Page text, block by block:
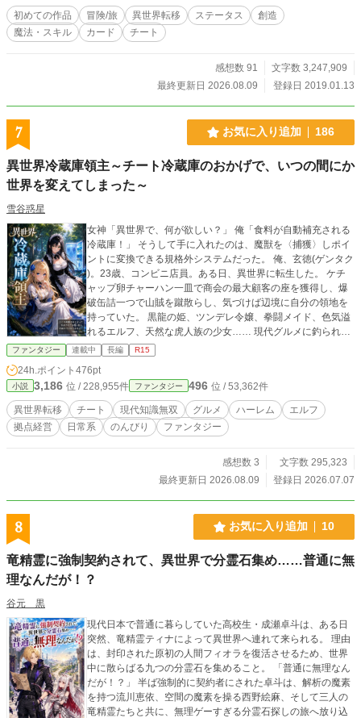
初めての作品 冒険/旅 異世界転移 ステータス
創造
魔法・スキル
カード チート
感想数 91
文字数 3,247,909
最終更新日 2026.08.09
登録日 2019.01.13
7 お気に入り追加 186
異世界冷蔵庫領主～チート冷蔵庫のおかげで、いつの間にか
世界を変えてしまった～
雪谷惑星
女神「異世界で、何が欲しい？」 俺「食料が自動補充される
冷蔵庫！」 そうして手に入れたのは、魔獣を〈捕獲〉しポイ
ントに変換できる規格外システムだった。 俺、玄徳(ゲンタク
)。23歳、コンビニ店員。ある日、異世界に転生した。 ケチ
ャップ卵チャーハン一皿で商会の最大顧客の座を獲得し、爆
破缶詰一つで山賊を蹴散らし、気づけば辺境に自分の領地を
持っていた。 黒龍の姫、ツンデレ令嬢、拳闘メイド、色気溢
れるエルフ、天然な虎人族の少女…… 現代グルメに釣られて
ヒロインたちが次々と迫ってくる。俺はただの堅実な金持ち
になりたいだけなのに！？ 魔獣を狩り、稼ぎ、領地を広げる
——異世界（非）スローライフ、開幕！ ※本作の表紙および
挿絵は、AI生成画像を使用しております。
ファンタジー 連載中 長編 R15
24h.ポイント 476pt
小説 3,186 位 / 228,955件 ファンタジー 496 位 / 53,362件
異世界転移 チート 現代知識無双 グルメ ハーレム
エルフ
拠点経営
日常系 のんびり ファンタジー
感想数 3
文字数 295,323
最終更新日 2026.08.09
登録日 2026.07.07
8 お気に入り追加 10
竜精霊に強制契約されて、異世界で分霊石集め……普通に無
理なんだが！？
谷元 黒
現代日本で普通に暮らしていた高校生・成瀬卓斗は、ある日
突然、竜精霊ティナによって異世界へ連れて来られる。 理由
は、封印された原初の人間フィオラを復活させるため、世界
中に散らばる九つの分霊石を集めること。 「普通に無理なん
だが！？」 半ば強制的に契約者にされた卓斗は、解析の魔素
を持つ流川恵依、空間の魔素を操る西野絵麻、そして三人の
竜精霊たちと共に、無理ゲーすぎる分霊石探しの旅へ放り込